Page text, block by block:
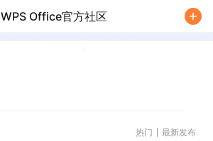
WPS Office官方社区
热门 最新发布